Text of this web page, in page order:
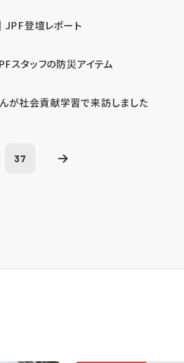
JPF登壇レポート
スタッフの防災アイテム
が社会貢献学習で来訪しました
37